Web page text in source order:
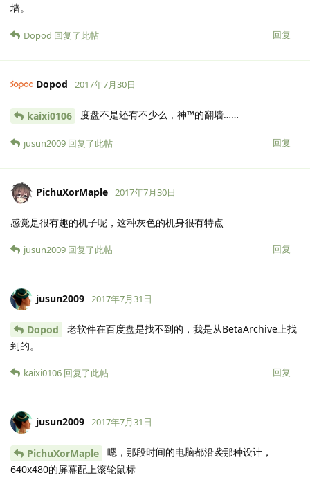
墙。
回复
Dopod 回复了此帖
Dopod 2017年7月30日
kaixi0106 度盘不是还有不少么，神™的翻墙……
回复
jusun2009 回复了此帖
PichuXorMaple 2017年7月30日
感觉是很有趣的机子呢，这种灰色的机身很有特点
回复
jusun2009 回复了此帖
jusun2009 2017年7月31日
Dopod
老软件在百度盘是找不到的，我是从BetaArchive上找
到的。
回复
kaixi0106 回复了此帖
jusun2009 2017年7月31日
PichuXorMaple
嗯，那段时间的电脑都沿袭那种设计，
640x480的屏幕配上滚轮鼠标